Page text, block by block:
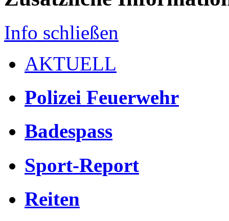
Info schließen
AKTUELL
Polizei Feuerwehr
Badespass
Sport-Report
Reiten